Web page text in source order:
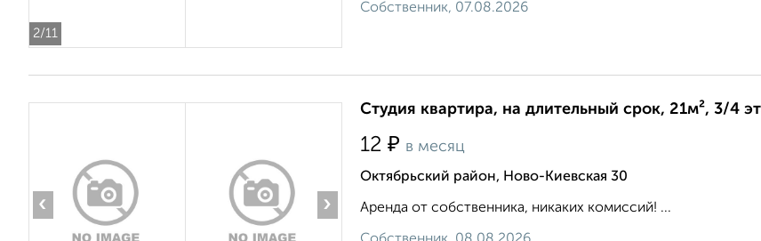
2/11
Собственник, 07.08.2026
‹ ›
Студия квартира, на длительный срок, 21м², 3/4
12 ₽ в месяц
Октябрьский район, Ново-Киевская 30
Аренда от собственника, никаких комиссий! ...